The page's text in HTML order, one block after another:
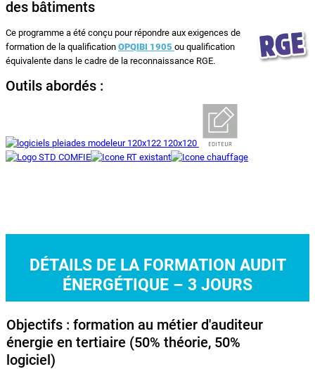
des bâtiments
Ce programme a été conçu pour répondre aux exigences de
formation de la qualification OPQIBI 1905 ou qualification
équivalente dans le cadre de la reconnaissance RGE.
Outils abordés :
DÉTAILS DE LA FORMATION AUDIT
ÉNERGÉTIQUE – 3 JOURS
Objectifs : formation au métier d'auditeur
énergie en tertiaire (50% théorie, 50%
logiciel)